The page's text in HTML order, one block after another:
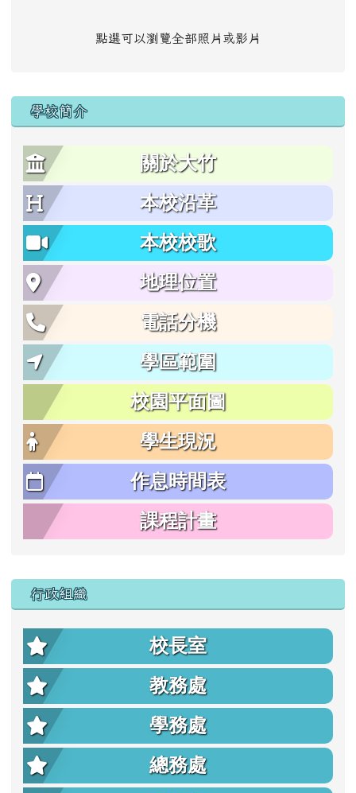
點選可以瀏覽全部照片或影片
學校簡介
關於大竹
本校沿革
本校校歌
地理位置
電話分機
學區範圍
校園平面圖
學生現況
作息時間表
課程計畫
行政組織
校長室
教務處
學務處
總務處